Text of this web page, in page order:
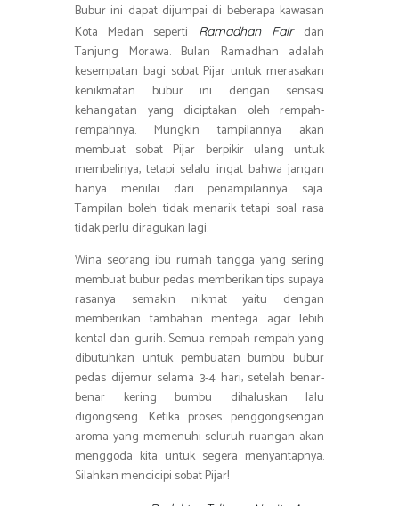
Bubur ini dapat dijumpai di beberapa kawasan
Kota Medan seperti
Ramadhan Fair dan
Tanjung Morawa. Bulan Ramadhan adalah
kesempatan bagi sobat Pijar untuk merasakan
kenikmatan bubur ini dengan sensasi
kehangatan yang diciptakan oleh rempah-
rempahnya. Mungkin tampilannya akan
membuat sobat Pijar berpikir ulang untuk
membelinya, tetapi selalu ingat bahwa jangan
hanya menilai dari penampilannya saja.
Tampilan boleh tidak menarik tetapi soal rasa
tidak perlu diragukan lagi.
Wina seorang ibu rumah tangga yang sering
membuat bubur pedas memberikan tips supaya
rasanya semakin nikmat yaitu dengan
memberikan tambahan mentega agar lebih
kental dan gurih. Semua rempah-rempah yang
dibutuhkan untuk pembuatan bumbu bubur
pedas dijemur selama 3-4 hari, setelah benar-
benar kering bumbu dihaluskan lalu
digongseng. Ketika proses penggongsengan
aroma yang memenuhi seluruh ruangan akan
menggoda kita untuk segera menyantapnya.
Silahkan mencicipi sobat Pijar!